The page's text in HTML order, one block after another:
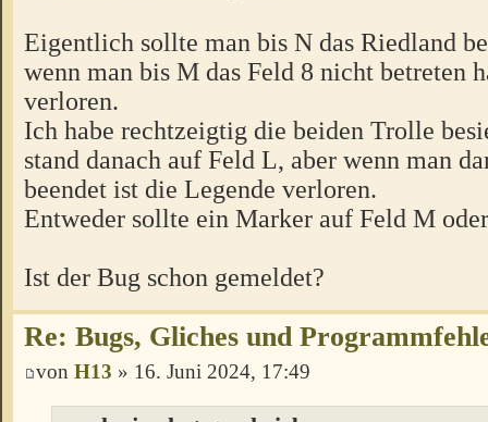
Eigentlich sollte man bis N das Riedland
wenn man bis M das Feld 8 nicht betreten
verloren.
Ich habe rechtzeigtig die beiden Trolle
stand danach auf Feld L, aber wenn man
beendet ist die Legende verloren.
Entweder sollte ein Marker auf Feld M
Ist der Bug schon gemeldet?
Re: Bugs, Gliches und
von H13 » 16. Juni 2024, 17:49